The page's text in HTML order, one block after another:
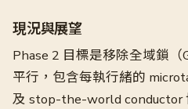
現況與展望
Phase 2 目標是移除全域鎖
平行，包含每執行緒的
及 stop-the-world conductor